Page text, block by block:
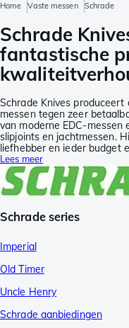
Home Vaste messen Schrade
Schrade
fantastische
Schrade Knives
messen tegen zeer
van moderne EDC-
slipjoints en jachtmessen.
liefhebber en ieder budget
Lees meer
Schrade series
Imperial
Old Timer
Uncle Henry
Schrade aanbiedingen